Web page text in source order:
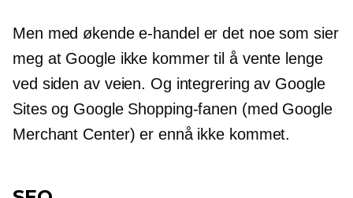
Men med økende e-handel er det noe som sier
meg at Google ikke kommer til å vente lenge
ved siden av veien. Og integrering av Google
Sites og Google Shopping-fanen (med Google
Merchant Center) er ennå ikke kommet.